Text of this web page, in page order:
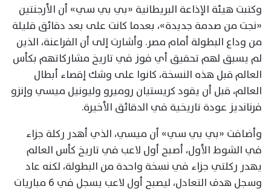
وكتبت هيئة الإذاعة البريطانية «بي بي سي» أن الأرجنتين
«نجت من صدمة جديدة»، بعدما كانت على بعد دقائق قليلة
من وداع البطولة أمام مصر. وأشارت إلى أن الفراعنة، الذين
لم يسبق لهم تحقيق أي فوز في تاريخ مشاركاتهم بكأس
العالم قبل هذه النسخة، كانوا على وشك إقصاء أبطال
العالم، قبل أن يقود كريستيان روميرو وليونيل ميسي وإنزو
فرنانديز عودة تاريخية في الدقائق الأخيرة.
وأضافت «بي بي سي» أن ميسي، الذي أهدر ركلة جزاء
في الشوط الأول، أصبح أول لاعب في تاريخ كأس العالم
يهدر ركلتي جزاء في نسخة واحدة من البطولة، لكنه عاد
وسجل هدف التعادل، ليصبح أول لاعب يسجل في 6 مباريات